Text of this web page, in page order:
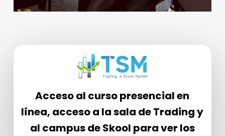
Acceso al curso presencial en
línea, acceso a la sala de Tradingy
al campus de Skool para ver los